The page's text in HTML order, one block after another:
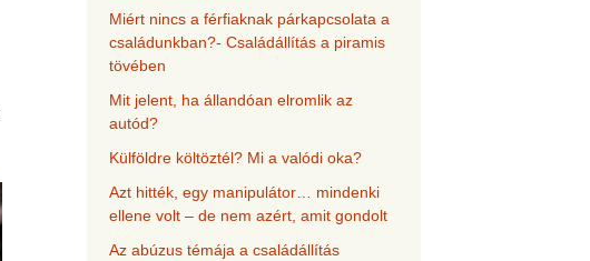
Miért nincs a férfiaknak párkapcsolata a
családunkban?- Családállítás a piramis
tövében
Mit jelent, ha állandóan elromlik az
autód?
Külföldre költöztél? Mi a valódi oka?
Azt hitték, egy manipulátor… mindenki
ellene volt – de nem azért, amit gondolt
Az abúzus témája a családállítás